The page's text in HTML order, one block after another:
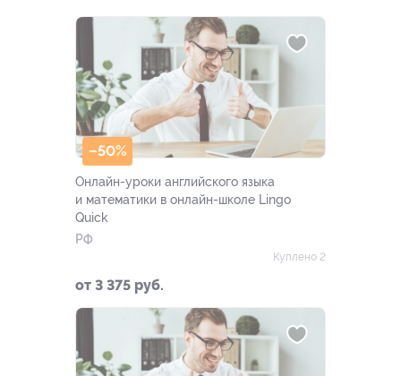
–50%
Онлайн-уроки английского языка
и математики в онлайн-школе Lingo
Quick
РФ
от 3 375 руб.
Куплено 2